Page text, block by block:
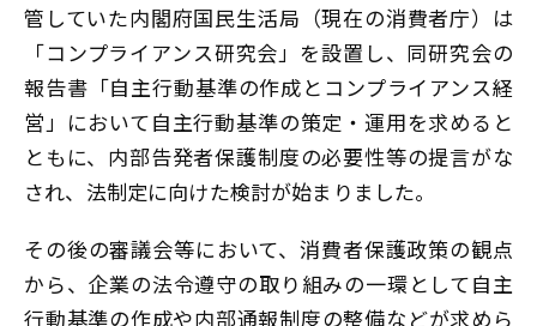
管していた内閣府国民生活局（現在の消費者庁）は
「コンプライアンス研究会」を設置し、同研究会の
報告書「自主行動基準の作成とコンプライアンス経
営」において自主行動基準の策定・運用を求めると
ともに、内部告発者保護制度の必要性等の提言がな
され、法制定に向けた検討が始まりました。
その後の審議会等において、消費者保護政策の観点
から、企業の法令遵守の取り組みの一環として自主
行動基準の作成や内部通報制度の整備などが求めら